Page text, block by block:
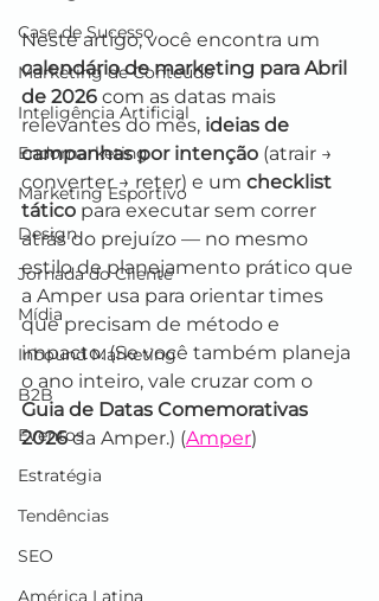
Case de Sucesso
Marketing de Conteúdo
Inteligência Artificial
Endomarketing
Marketing Esportivo
Design
Jornada do Cliente
Mídia
Inbound Marketing
B2B
Eventos
Estratégia
Tendências
SEO
América Latina
Neste artigo, você encontra um
calendário de marketing para Abril
de 2026 com as datas mais
relevantes do mês, ideias de
campanhas por intenção (atrair →
converter → reter) e um checklist
tático para executar sem correr
atrás do prejuízo — no mesmo
estilo de planejamento prático que
a Amper usa para orientar times
que precisam de método e
impacto. (Se você também planeja
o ano inteiro, vale cruzar com o
Guia de Datas Comemorativas
2026 da Amper.) (Amper)